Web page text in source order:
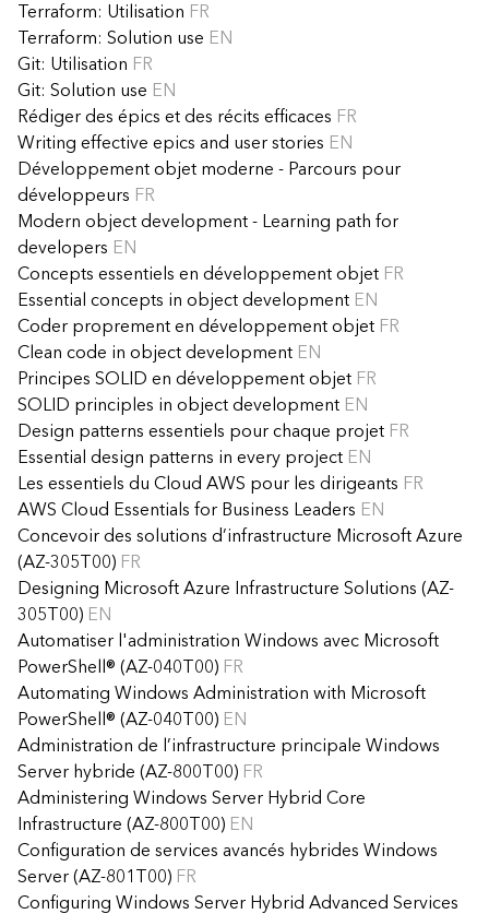
Terraform: Utilisation FR
Terraform: Solution use EN
Git: Utilisation FR
Git: Solution use EN
Rédiger des épics et des récits efficaces FR
Writing effective epics and user stories EN
Développement objet moderne - Parcours pour
développeurs FR
Modern object development - Learning path for
developers EN
Concepts essentiels en développement objet FR
Essential concepts in object development EN
Coder proprement en développement objet FR
Clean code in object development EN
Principes SOLID en développement objet FR
SOLID principles in object development EN
Design patterns essentiels pour chaque projet FR
Essential design patterns in every project EN
Les essentiels du Cloud AWS pour les dirigeants FR
AWS Cloud Essentials for Business Leaders EN
Concevoir des solutions d’infrastructure Microsoft Azure
(AZ-305T00) FR
Designing Microsoft Azure Infrastructure Solutions (AZ-
305T00) EN
Automatiser l'administration Windows avec Microsoft
PowerShell® (AZ-040T00) FR
Automating Windows Administration with Microsoft
PowerShell® (AZ-040T00) EN
Administration de l’infrastructure principale Windows
Server hybride (AZ-800T00) FR
Administering Windows Server Hybrid Core
Infrastructure (AZ-800T00) EN
Configuration de services avancés hybrides Windows
Server (AZ-801T00) FR
Configuring Windows Server Hybrid Advanced Services